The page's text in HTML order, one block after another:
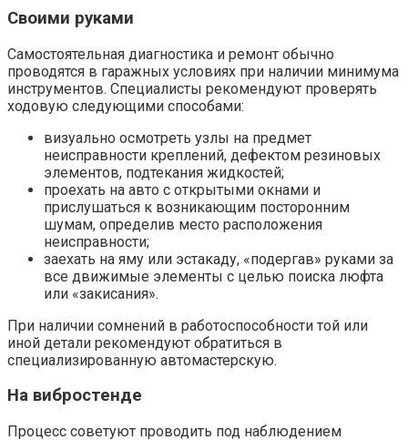
Своими руками
Самостоятельная диагностика и ремонт обычно
проводятся в гаражных условиях при наличии минимума
инструментов. Специалисты рекомендуют проверять
ходовую следующими способами:
визуально осмотреть узлы на предмет
неисправности креплений, дефектом резиновых
элементов, подтекания жидкостей;
проехать на авто с открытыми окнами и
прислушаться к возникающим посторонним
шумам, определив место расположения
неисправности;
заехать на яму или эстакаду, «подергав» руками за
все движимые элементы с целью поиска люфта
или «закисания».
При наличии сомнений в работоспособности той или
иной детали рекомендуют обратиться в
специализированную автомастерскую.
На вибростенде
Процесс советуют проводить под наблюдением